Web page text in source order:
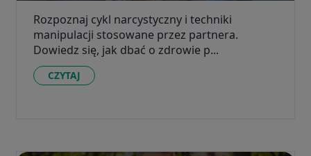
Rozpoznaj cykl narcystyczny i techniki
manipulacji stosowane przez partnera.
Dowiedz się, jak dbać o zdrowie p...
CZYTAJ